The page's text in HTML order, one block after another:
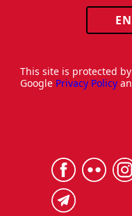
This site is protected
Google Privacy Policy